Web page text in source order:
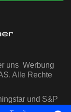
uns Werbung
Alle Rechte
und S&P